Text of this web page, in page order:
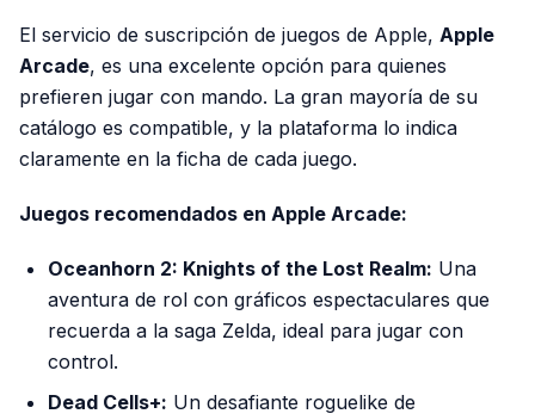
El servicio de suscripción de juegos de Apple, Apple
Arcade, es una excelente opción para quienes
prefieren jugar con mando. La gran mayoría de su
catálogo es compatible, y la plataforma lo indica
claramente en la ficha de cada juego.
Juegos recomendados en Apple Arcade:
Oceanhorn 2: Knights of the Lost Realm: Una
aventura de rol con gráficos espectaculares que
recuerda a la saga Zelda, ideal para jugar con
control.
Dead Cells+: Un desafiante roguelike de